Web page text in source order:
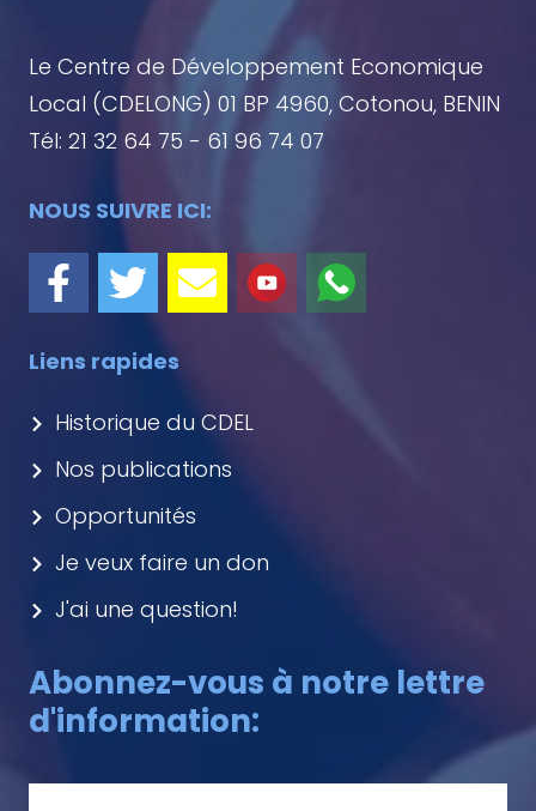
Liens rapides
Historique du CDEL
Nos publications
Opportunités
Je veux faire un don
J'ai une question!
Le Centre de Développement Economique
Local (CDELONG) 01 BP 4960, Cotonou, BENIN
Tél: 21 32 64 75 - 61 96 74 07
NOUS SUIVRE ICI:
Abonnez-vous à notre lettre
d'information: